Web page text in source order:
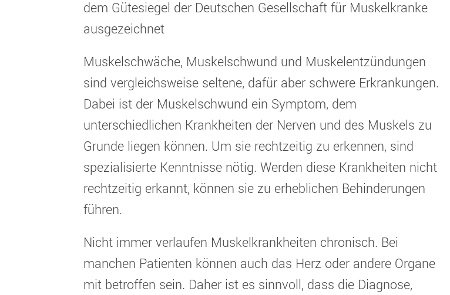
dem Gütesiegel der Deutschen Gesellschaft für Muskelkranke
ausgezeichnet
Muskelschwäche, Muskelschwund und Muskelentzündungen
sind vergleichsweise seltene, dafür aber schwere Erkrankungen.
Dabei ist der Muskelschwund ein Symptom, dem
unterschiedlichen Krankheiten der Nerven und des Muskels zu
Grunde liegen können. Um sie rechtzeitig zu erkennen, sind
spezialisierte Kenntnisse nötig. Werden diese Krankheiten nicht
rechtzeitig erkannt, können sie zu erheblichen Behinderungen
führen.
Nicht immer verlaufen Muskelkrankheiten chronisch. Bei
manchen Patienten können auch das Herz oder andere Organe
mit betroffen sein. Daher ist es sinnvoll, dass die Diagnose,